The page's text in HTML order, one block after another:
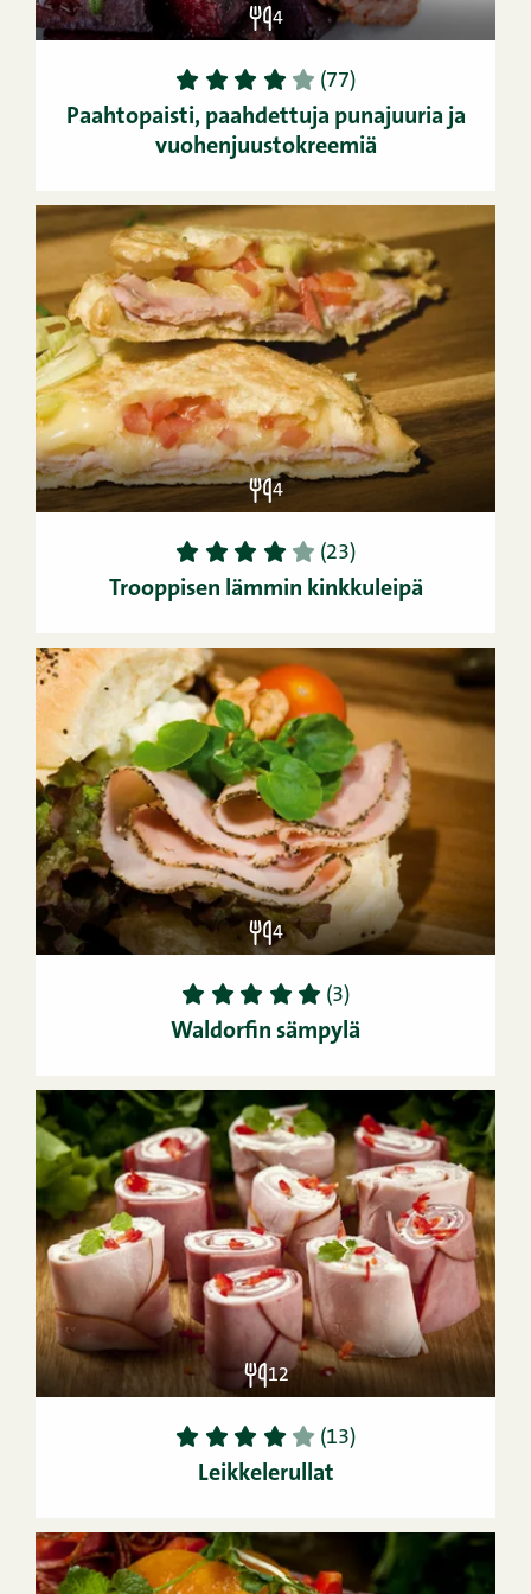
4
1 2 3 4 5 (77)
Paahtopaisti, paahdettuja punajuuria ja
vuohenjuustokreemiä
4
1 2 3 4 5 (23)
Trooppisen lämmin kinkkuleipä
4
1 2 3 4 5 (3)
Waldorfin sämpylä
12
1 2 3 4 5 (13)
Leikkelerullat